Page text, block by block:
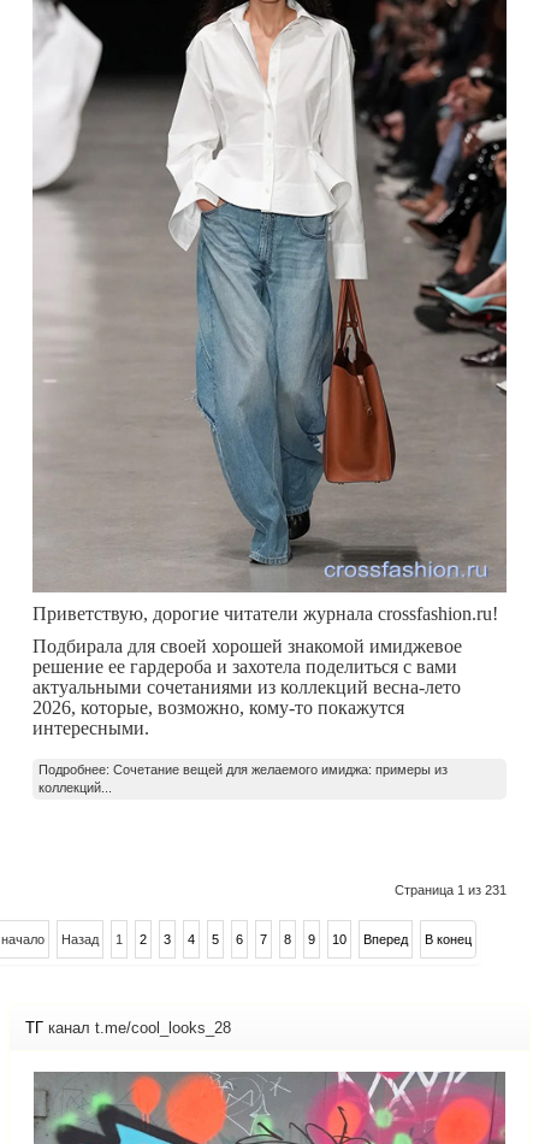
Приветствую, дорогие читатели журнала crossfashion.ru!
Подбирала для своей хорошей знакомой имиджевое
решение ее гардероба и захотела поделиться с вами
актуальными сочетаниями из коллекций весна-лето
2026, которые, возможно, кому-то покажутся
интересными.
Подробнее: Сочетание вещей для желаемого имиджа: примеры из
коллекций...
Страница 1 из 231
Назад 1 2 3 4 5 6 7 8 9 10 Вперед В конец
ТГ канал t.me/cool_looks_28